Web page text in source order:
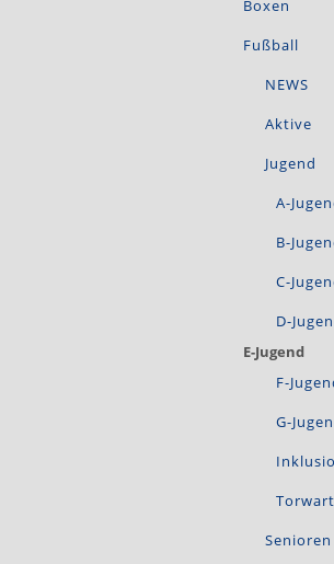
Boxen
Fußball
NEWS
Aktive
Jugend
A-
B-
C-
D-
E-Jugend
F-
G-
Senioren